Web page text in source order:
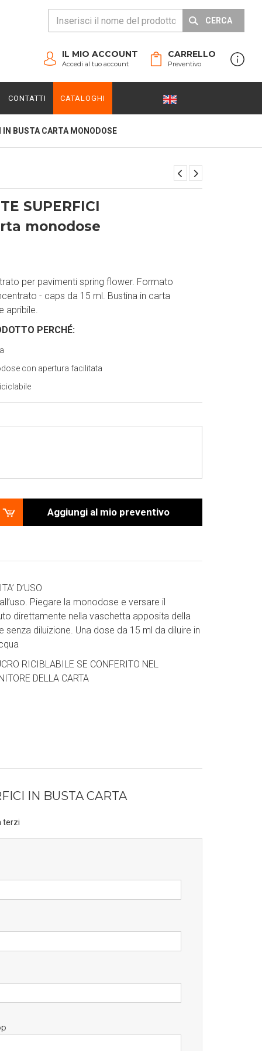
CERCA
CARRELLO
Preventivo
IL MIO ACCOUNT
Accedi al tuo account
CONTATTI CATALOGHI
IN BUSTA CARTA MONODOSE
SUPERFICI
monodose
per pavimenti spring flower. Formato
- caps da 15 ml. Bustina in carta
apribile.
PERCHÉ:
con apertura facilitata
Aggiungi al mio preventivo
D’USO
Piegare la monodose e versare il
direttamente nella vaschetta apposita della
senza diluizione. Una dose da 15 ml da diluire in
RICIBLABILE SE CONFERITO NEL
DELLA CARTA
IN BUSTA CARTA
terzi